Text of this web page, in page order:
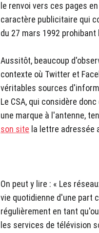
le renvoi vers ces pages
caractère publicitaire qui
du 27 mars 1992
Aussitôt, beaucoup
contexte où Twitter et
véritables sources
Le CSA, qui considère
une marque à l'antenne,
son site la lettre adressée
On peut y lire : « Les
vie quotidienne d'une part
régulièrement en tant
les services de télévision